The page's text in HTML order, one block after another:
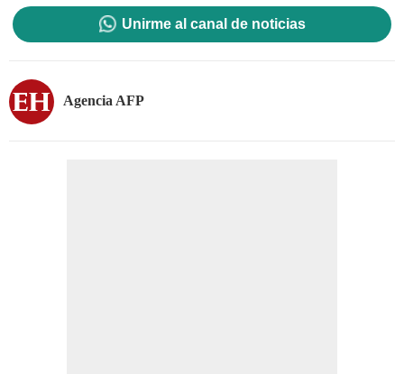
Unirme al canal de noticias
Agencia AFP